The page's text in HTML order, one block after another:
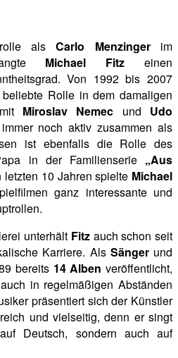
alsCarlo Menzingerim
Michael Fitz einen
Von 1992 bis 2007
Rolle in dem damaligen
Miroslav Nemec und Udo
noch aktiv zusammen als
ist ebenfalls die Rolle des
in der Familienserie „Aus
letzten 10 Jahren spielte Michael
ganz interessante und
unterhält Fitzauch schon seit
Karriere. Als Sängerund
bereits 14 Alben veröffentlicht,
in regelmäßigen Abständen
präsentiert sich der Künstler
und vielseitig, denn er singt
Deutsch, sondern auch auf